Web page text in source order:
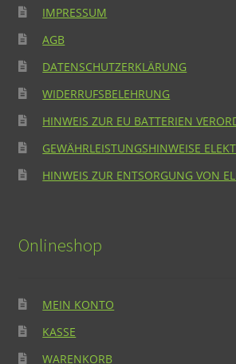
IMPRESSUM
AGB
DATENSCHUTZERKLÄRUNG
WIDERRUFSBELEHRUNG
HINWEIS ZUR EU BATTERIEN
GEWÄHRLEISTUNGSHINWEISE
HINWEIS ZUR ENTSORGUNG VON
Onlineshop
MEIN KONTO
KASSE
WARENKORB